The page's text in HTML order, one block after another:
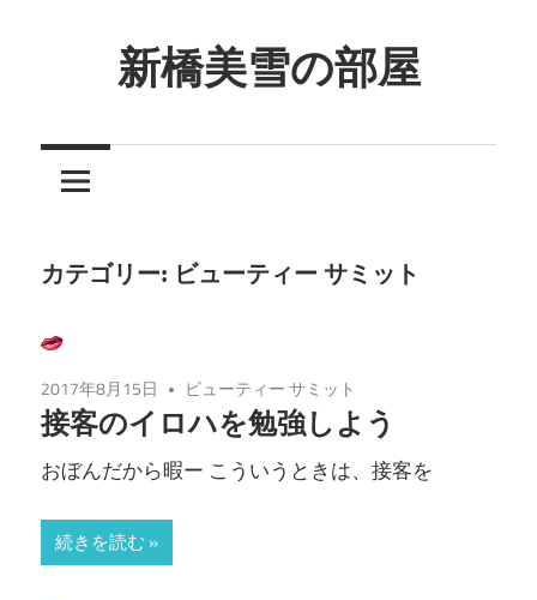
ツ
キ
ッ
プ
新橋美雪の部屋
ん
し
癒
し
の
空
カテゴリー: ビューティー サミット
2017年8月15日 ビューティー サミット
接客のイロハを勉強しよう
おぼんだから暇ー こういうときは、接客を
続きを読む